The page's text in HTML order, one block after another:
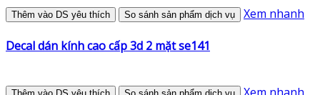
Thêm vào DS yêu thích So sánh sản phẩm dịch vụ Xem nhanh
Decal dán kính cao cấp 3d 2 mặt se141